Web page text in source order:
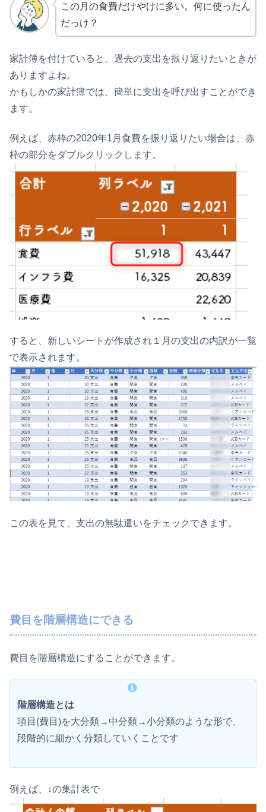
この月の食費だけやけに多い。何に使ったん
だっけ？
家計簿を付けていると、過去の支出を振り返りたいときが
ありますよね。
かもしかの家計簿では、簡単に支出を呼び出すことができ
ます。
例えば、赤枠の2020年1月食費を振り返りたい場合は、赤
枠の部分をダブルクリックします。
すると、新しいシートが作成され１月の支出の内訳が一覧
で表示されます。
この表を見て、支出の無駄遣いをチェックできます。
費目を階層構造にできる
費目を階層構造にすることができます。
階層構造とは
項目(費目)を大分類→中分類→小分類のような形で、
段階的に細かく分類していくことです
例えば、↓の集計表で